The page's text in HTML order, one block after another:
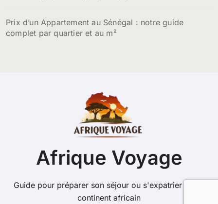
Prix d’un Appartement au Sénégal : notre guide
complet par quartier et au m²
Afrique Voyage
Guide pour préparer son séjour ou s'expatrier sur le
continent africain